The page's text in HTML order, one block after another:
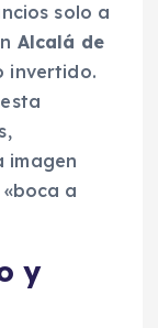
solo a
Alcalá de
invertido.
imagen
a
y